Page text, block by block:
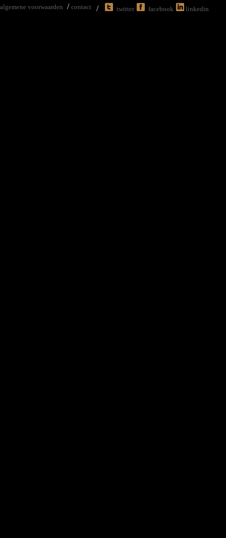
algemene voorwaarden / contact / twitter facebook linkedin